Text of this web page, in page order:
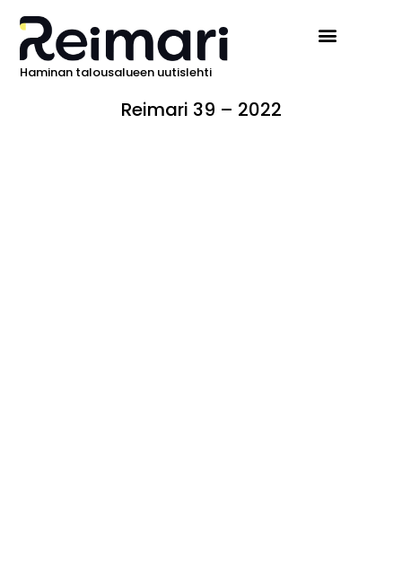
Haminan talousalueen uutislehti
Reimari 39 – 2022